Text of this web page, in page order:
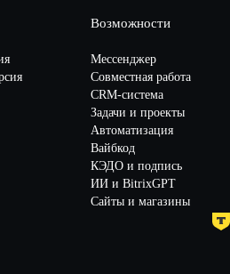
Возможности
Мессенджер
Совместная работа
CRM-система
Задачи и проекты
Автоматизация
Вайбкод
КЭДО и подпись
ИИ и BitrixGPT
Сайты и магазины